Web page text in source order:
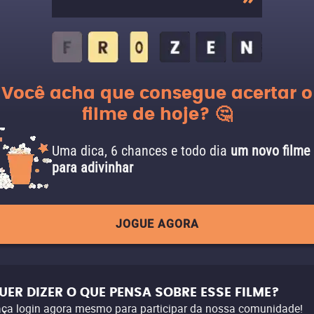
Você acha que consegue acertar o
filme de hoje? 🤔
Uma dica, 6 chances e todo dia um novo filme
para adivinhar
JOGUE AGORA
DIZER O QUE PENSA SOBRE ESSE FILME?
login agora mesmo para participar da nossa comunidade!